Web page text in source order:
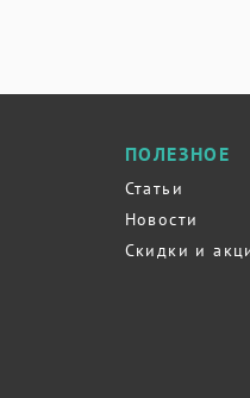
ПОЛЕЗНОЕ
Статьи
Новости
Скидки и